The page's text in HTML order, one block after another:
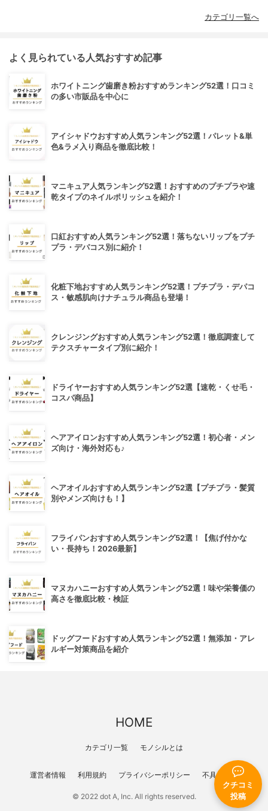
クチコミ
投稿
カテゴリ一覧へ
よく見られている人気おすすめ記事
ホワイトニング歯磨き粉おすすめランキング52選！口コミ
の多い市販品を中心に
アイシャドウおすすめ人気ランキング52選！パレット&単
色&ラメ入り商品を徹底比較！
マニキュア人気ランキング52選！おすすめのプチプラや速
乾タイプのネイルポリッシュを紹介！
口紅おすすめ人気ランキング52選！落ちないリップをプチ
プラ・デパコス別に紹介！
化粧下地おすすめ人気ランキング52選！プチプラ・デパコ
ス・敏感肌向けナチュラル商品も登場！
クレンジングおすすめ人気ランキング52選！徹底調査して
テクスチャータイプ別に紹介！
ドライヤーおすすめ人気ランキング52選【速乾・くせ毛・
コスパ商品】
ヘアアイロンおすすめ人気ランキング52選！初心者・メン
ズ向け・海外対応も♪
ヘアオイルおすすめ人気ランキング52選【プチプラ・髪質
別やメンズ向けも！】
フライパンおすすめ人気ランキング52選！【焦げ付かな
い・長持ち！2026最新】
マヌカハニーおすすめ人気ランキング52選！味や栄養価の
高さを徹底比較・検証
ドッグフードおすすめ人気ランキング52選！無添加・アレ
ルギー対策商品を紹介
HOME
カテゴリ一覧 モノシルとは
運営者情報 利用規約 プライバシーポリシー 不具合報告
© 2022 dot A, Inc. All rights reserved.